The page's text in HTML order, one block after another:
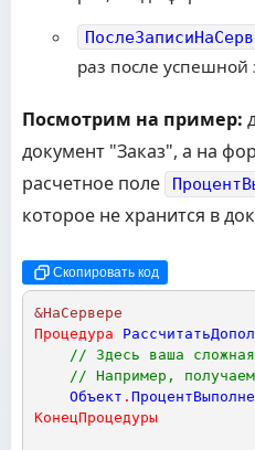
раз после успешной
Посмотрим на пример:
документ "Заказ", а на
расчетное поле
которое не хранится в
Скопировать код
&НаСервере
Процедура
// Здесь ваша
// Например,
Объект .
КонецПроцедуры